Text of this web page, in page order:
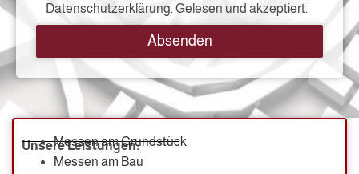
Datenschutzerklärung. Gelesen und akzeptiert.
Absenden
Unsere Leistungen:
Messen am Grundstück
Messen am Bau